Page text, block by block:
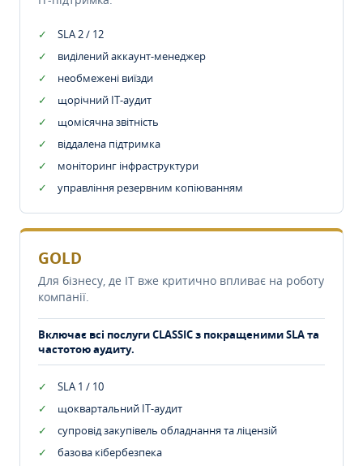
SLA 2 / 12
виділений аккаунт-менеджер
необмежені виїзди
щорічний IT-аудит
щомісячна звітність
віддалена підтримка
моніторинг інфраструктури
управління резервним копіюванням
GOLD
Для бізнесу, де IT вже критично впливає на роботу
компанії.
Включає всі послуги CLASSIC з покращеними SLA та
частотою аудиту.
SLA 1 / 10
щоквартальний IT-аудит
супровід закупівель обладнання та ліцензій
базова кібербезпека